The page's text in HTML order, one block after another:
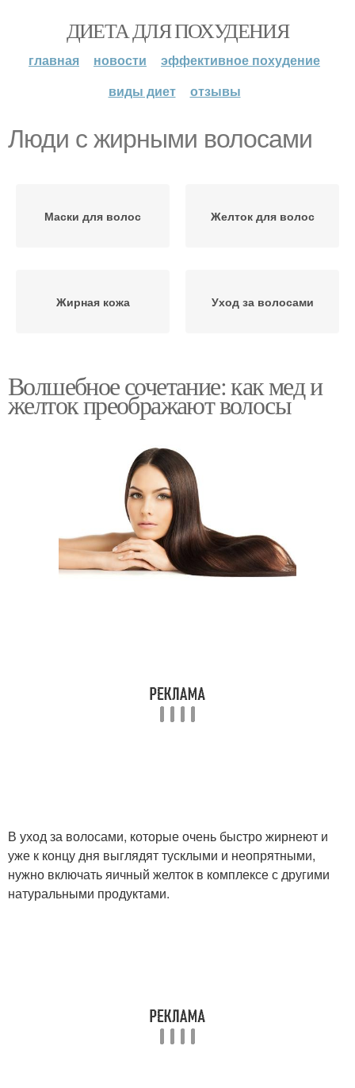
ДИЕТА ДЛЯ ПОХУДЕНИЯ
главная новости
эффективное похудение
виды диет
отзывы
Люди с жирными волосами
Маски для волос Желток для волос
Жирная кожа Уход за волосами
Волшебное сочетание: как мед и
желток преображают волосы
В уход за волосами, которые очень быстро жирнеют и
уже к концу дня выглядят тусклыми и неопрятными,
нужно включать яичный желток в комплексе с другими
натуральными продуктами.